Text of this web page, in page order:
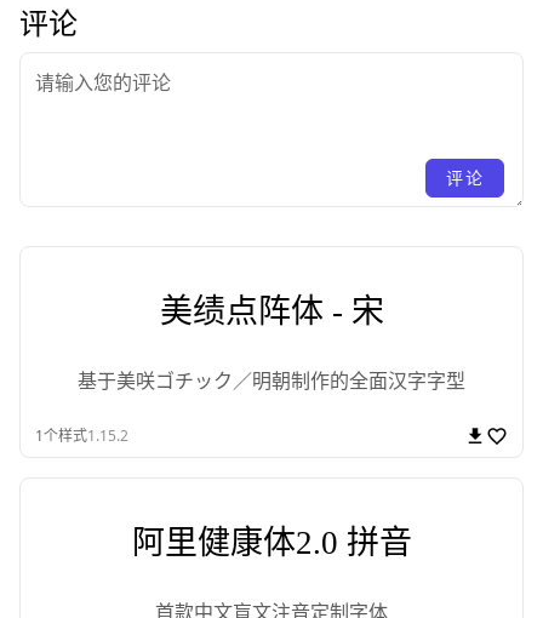
评论
评论
美绩点阵体 - 宋
基于美咲ゴチック／明朝制作的全面汉字字型
1个样式1.15.2
阿里健康体2.0 拼音
首款中文盲文注音定制字体